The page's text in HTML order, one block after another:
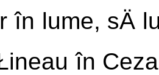
în lume, sÄ
în